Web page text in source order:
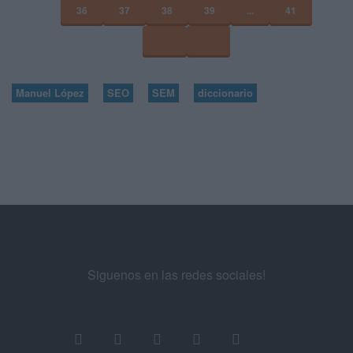
36 37 38 39 ... 41
Manuel López SEO SEM diccionario
Siguenos en las redes sociales!